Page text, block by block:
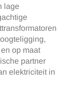
lage
op maat
partner
elektriciteit in